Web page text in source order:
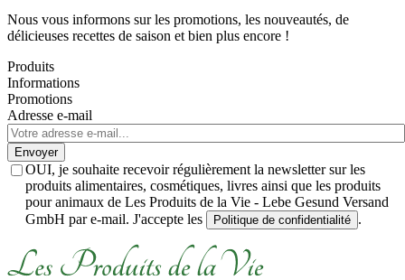
Nous vous informons sur les promotions, les nouveautés, de
délicieuses recettes de saison et bien plus encore !
Produits
Informations
Promotions
Adresse e-mail
Envoyer
OUI, je souhaite recevoir régulièrement la newsletter sur les
produits alimentaires, cosmétiques, livres ainsi que les produits
pour animaux de Les Produits de la Vie - Lebe Gesund Versand
GmbH par e-mail. J'accepte les
Politique de confidentialité .